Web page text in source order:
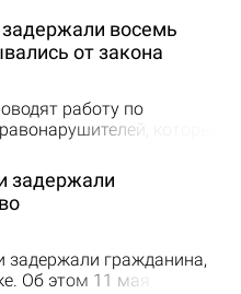
восемь
от закона
работу по
которые
мая, правоохранители
человек, которые
органов. “Мы
установлению
задержали
задержали гражданина,
Об этом 11 мая